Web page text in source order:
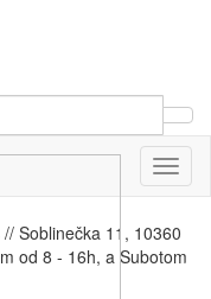
Soblinečka 11, 10360
od 8 - 16h, a Subotom